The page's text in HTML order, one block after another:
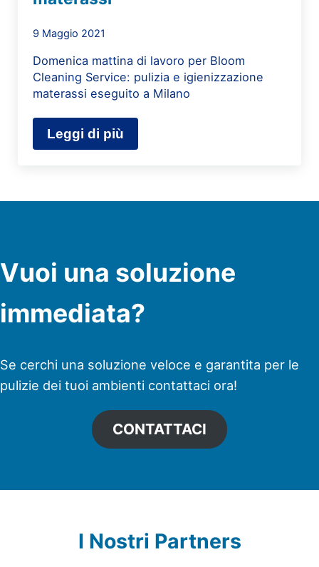
9 Maggio 2021
Domenica mattina di lavoro per Bloom
Cleaning Service: pulizia e igienizzazione
materassi eseguito a Milano
Leggi di piùPulizia e sanificazione materassi
Vuoi una soluzione
immediata?
Se cerchi una soluzione veloce e garantita per le
pulizie dei tuoi ambienti contattaci ora!
CONTATTACI
I Nostri Partners